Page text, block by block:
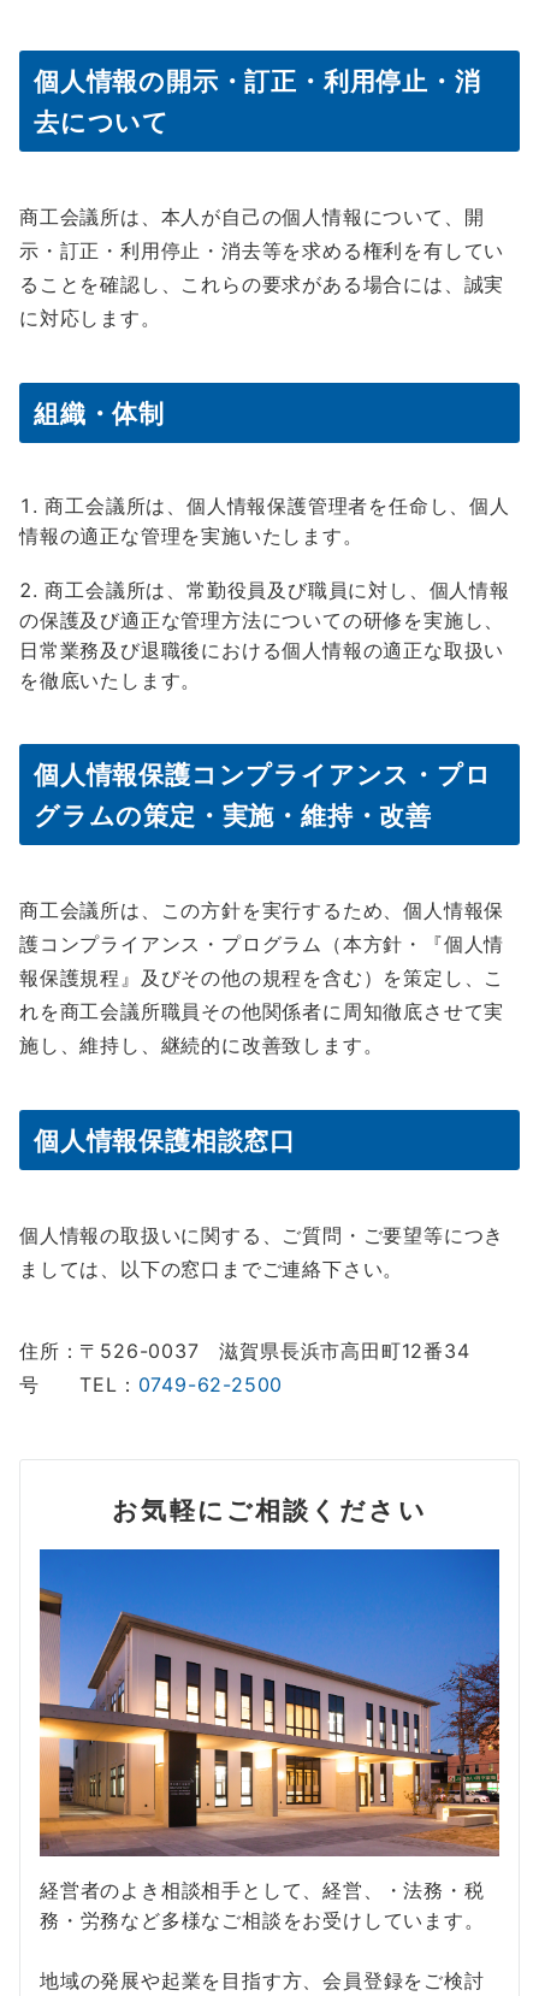
個人情報の開示・訂正・利用停止・消
去について
商工会議所は、本人が自己の個人情報について、開
示・訂正・利用停止・消去等を求める権利を有してい
ることを確認し、これらの要求がある場合には、誠実
に対応します。
組織・体制
商工会議所は、個人情報保護管理者を任命し、個人
情報の適正な管理を実施いたします。
商工会議所は、常勤役員及び職員に対し、個人情報
の保護及び適正な管理方法についての研修を実施し、
日常業務及び退職後における個人情報の適正な取扱い
を徹底いたします。
個人情報保護コンプライアンス・プロ
グラムの策定・実施・維持・改善
商工会議所は、この方針を実行するため、個人情報保
護コンプライアンス・プログラム（本方針・『個人情
報保護規程』及びその他の規程を含む）を策定し、こ
れを商工会議所職員その他関係者に周知徹底させて実
施し、維持し、継続的に改善致します。
個人情報保護相談窓口
個人情報の取扱いに関する、ご質問・ご要望等につき
ましては、以下の窓口までご連絡下さい。
住所：〒526-0037 滋賀県長浜市高田町12番34
号 TEL： 0749-62-2500
お気軽にご相談ください
経営者のよき相談相手として、経営、・法務・税
務・労務など多様なご相談をお受けしています。
地域の発展や起業を目指す方、会員登録をご検討